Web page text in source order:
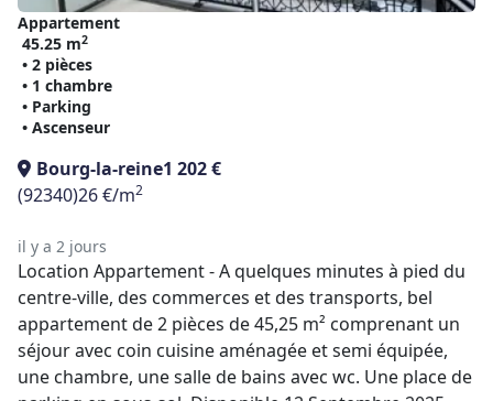
Appartement
45.25 m2
• 2 pièces
• 1 chambre
• Parking
• Ascenseur
Bourg-la-reine1 202 €
(92340)26 €/m2
il y a 2 jours
Location Appartement - A quelques minutes à pied du
centre-ville, des commerces et des transports, bel
appartement de 2 pièces de 45,25 m² comprenant un
séjour avec coin cuisine aménagée et semi équipée,
une chambre, une salle de bains avec wc. Une place de